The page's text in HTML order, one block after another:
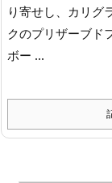
り寄せし、カリグ
クのプリザーブド
ボー ...